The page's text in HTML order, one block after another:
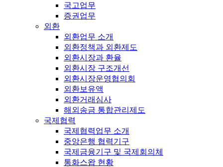
국고업무
증권업무
외환
외환업무 소개
외환정책과 외환제도
외환시장과 환율
외환시장 구조개선
외환시장운영협의회
외환보유액
외환거래심사
해외송금 통합관리제도
국제협력
국제협력업무 소개
중앙은행 협력기구
국제금융기구 및 국제회의체
통화스왑 현황